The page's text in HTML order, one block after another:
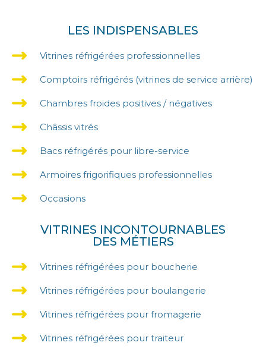
LES INDISPENSABLES
Vitrines réfrigérées professionnelles
Comptoirs réfrigérés (vitrines de service arrière)
Chambres froides positives / négatives
Châssis vitrés
Bacs réfrigérés pour libre-service
Armoires frigorifiques professionnelles
Occasions
VITRINES INCONTOURNABLES
DES MÉTIERS
Vitrines réfrigérées pour boucherie
Vitrines réfrigérées pour boulangerie
Vitrines réfrigérées pour fromagerie
Vitrines réfrigérées pour traiteur